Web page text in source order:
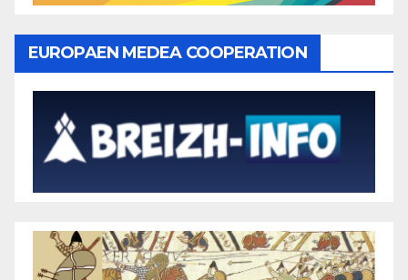
EUROPAEN MEDEA COOPERATION